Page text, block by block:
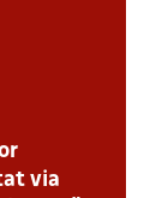
via